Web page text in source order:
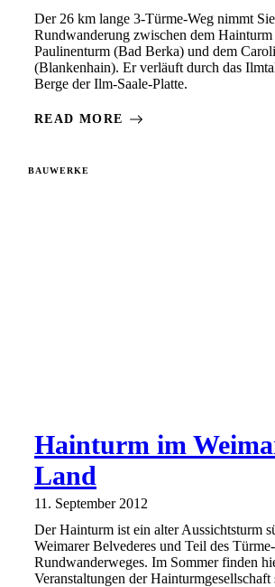
Der 26 km lange 3-Türme-Weg nimmt
Rundwanderung zwischen dem
Paulinenturm (Bad Berka) und dem
(Blankenhain). Er verläuft durch das
Berge der Ilm-Saale-Platte.
READ MORE
BAUWERKE
Hainturm im
Land
11. September 2012
Der Hainturm ist ein alter Aussichtsturm
Weimarer Belvederes und Teil des Türme-
Rundwanderweges. Im Sommer finden
Veranstaltungen der Hainturmgesellschaft